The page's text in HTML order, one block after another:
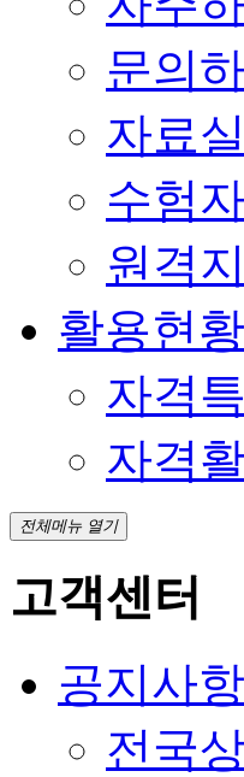
문의
자료실
수험
원격
활용현황
자격
자격
전체메뉴 열기
고객센터
공지사항
전국